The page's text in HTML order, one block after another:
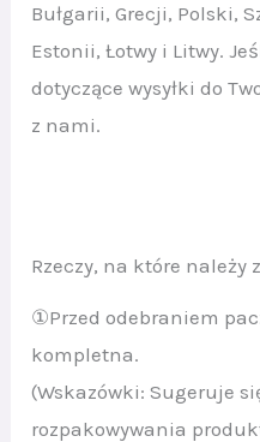
Bułgarii, Grecji, Polski,
Estonii, Łotwy i Litwy.
dotyczące wysyłki do
z nami.
Rzeczy, na które należy
①Przed odebraniem
kompletna.
(Wskazówki: Sugeruje
rozpakowywania